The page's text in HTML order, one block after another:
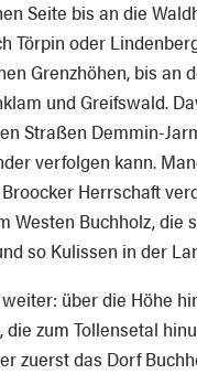
Seite bis an die
Törpin oder
Grenzhöhen, bis an
und Greifswald.
Straßen Demmin-
verfolgen kann.
Herrschaft
Westen Buchholz, die
so Kulissen in der
über die Höhe
die zum Tollensetal
zuerst das Dorf